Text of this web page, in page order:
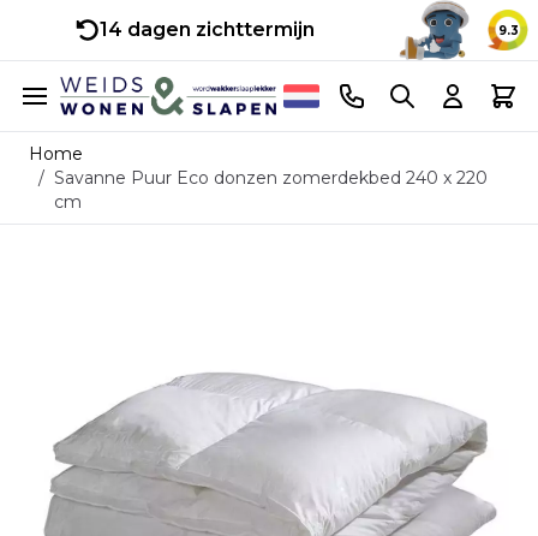
14 dagen zichttermijn 9.3
Ga naar de inhoud
Telefoonnummer
Search Cart
Home
/ Savanne Puur Eco donzen zomerdekbed 240 x 220
cm